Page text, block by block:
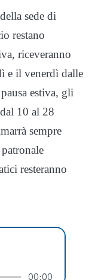
sede di
restano
riceveranno
e il venerdì dalle
estiva, gli
10 al 28
sempre
resteranno